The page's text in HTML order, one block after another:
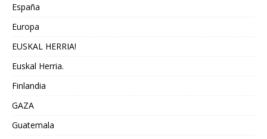
España
Europa
EUSKAL HERRIA!
Euskal Herria.
Finlandia
GAZA
Guatemala